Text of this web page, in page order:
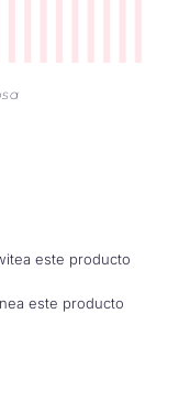
este producto
este producto